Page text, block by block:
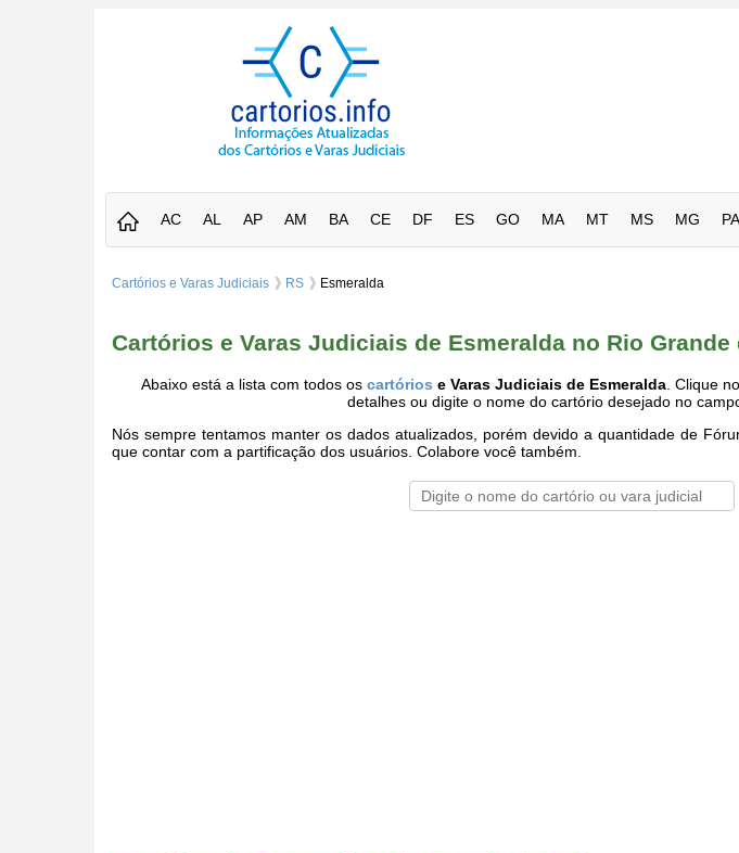
AC AL AP AM BA CE DF ES GO MA MT MS MG PA
Cartórios e Varas Judiciais RS Esmeralda
Cartórios e Varas Judiciais de Esmeralda no Rio Grande
Abaixo está a lista com todos oscartórios e Varas Judiciais de Esmeralda . Clique
detalhes ou digite o nome do cartório desejado no
Nós sempre tentamos manter os dados atualizados, porém devido a quantidade de
que contar com a partificação dos usuários. Colabore você também.